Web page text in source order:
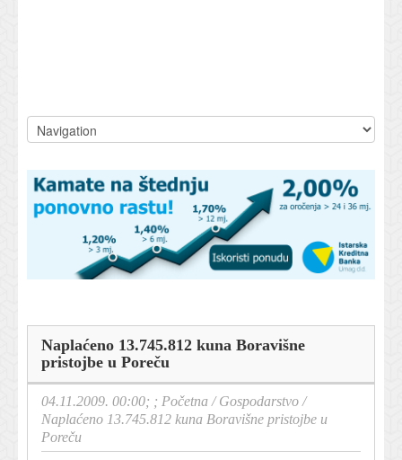
Naplaćeno 13.745.812 kuna Boravišne
pristojbe u Poreču
04.11.2009. 00:00; ; Početna /Gospodarstvo /
Naplaćeno 13.745.812 kuna Boravišne pristojbe u
Poreču